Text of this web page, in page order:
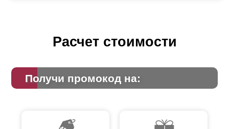
Расчет стоимости
Получи промокод на: